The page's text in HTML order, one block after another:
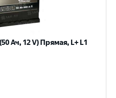
Ач, 12 V) Прямая, L+ L1